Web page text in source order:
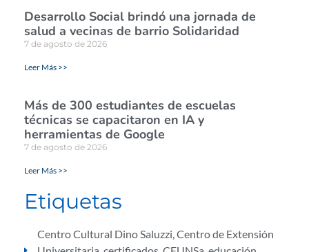
Desarrollo Social brindó una jornada de
salud a vecinas de barrio Solidaridad
7 de agosto de 2026
Leer Más >>
Más de 300 estudiantes de escuelas
técnicas se capacitaron en IA y
herramientas de Google
7 de agosto de 2026
Leer Más >>
Etiquetas
Centro Cultural Dino Saluzzi,Centro de Extensión